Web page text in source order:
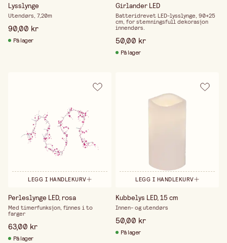
Lysslynge
Utendørs, 7,20m
90,00 kr
På lager
Girlander LED
Batteridrevet LED-lysslynge, 90+25
cm, for stemningsfull dekorasjon
innendørs.
50,00 kr
På lager
LEGG I HANDLEKURV
Perleslynge LED, rosa
Med timerfunksjon, finnes i to
farger
63,00 kr
På lager
LEGG I HANDLEKURV
Kubbelys LED, 15 cm
Innen- og utendørs
50,00 kr
På lager